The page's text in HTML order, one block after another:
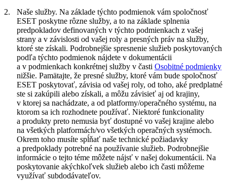
2.
Naše služby. Na základe týchto podmienok vám spoločnosť
ESET poskytne rôzne služby, a to na základe splnenia
predpokladov definovaných v týchto podmienkach z vašej
strany a v závislosti od vašej roly a presných práv na služby,
ktoré ste získali. Podrobnejšie spresnenie služieb poskytovaných
podľa týchto podmienok nájdete v dokumentácii
a v podmienkach konkrétnej služby v časti Osobitné podmienky
nižšie. Pamätajte, že presné služby, ktoré vám bude spoločnosť
ESET poskytovať, závisia od vašej roly, od toho, aké predplatné
ste si zakúpili alebo získali, a môžu závisieť aj od krajiny,
v ktorej sa nachádzate, a od platformy/operačného systému, na
ktorom sa ich rozhodnete používať. Niektoré funkcionality
a produkty preto nemusia byť dostupné vo vašej krajine alebo
na všetkých platformách/vo všetkých operačných systémoch.
Okrem toho musíte spĺňať naše technické požiadavky
a predpoklady potrebné na používanie služieb. Podrobnejšie
informácie o tejto téme môžete nájsť v našej dokumentácii. Na
poskytovanie akýchkoľvek služieb alebo ich časti môžeme
využívať subdodávateľov.